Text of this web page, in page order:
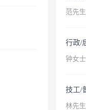
范先生
行政/
钟女士
技工/
林先生